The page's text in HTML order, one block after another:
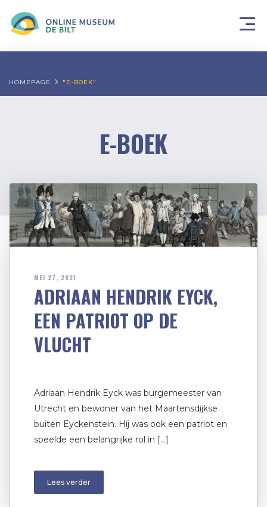
HOMEPAGE "E-BOEK"
E-BOEK
MEI 27, 2021
ADRIAAN HENDRIK EYCK,
EEN PATRIOT OP DE
VLUCHT
Adriaan Hendrik Eyck was burgemeester van
Utrecht en bewoner van het Maartensdijkse
buiten Eyckenstein. Hij was ook een patriot en
speelde een belangrijke rol in […]
Lees verder